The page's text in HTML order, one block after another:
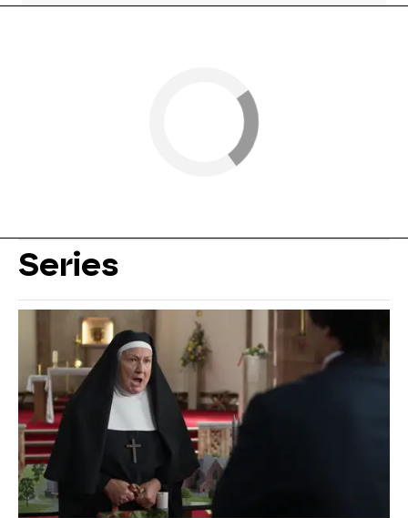
Series